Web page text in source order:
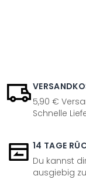
5,90 €
Schnelle
14 TAGE
Du kannst
ausgiebig